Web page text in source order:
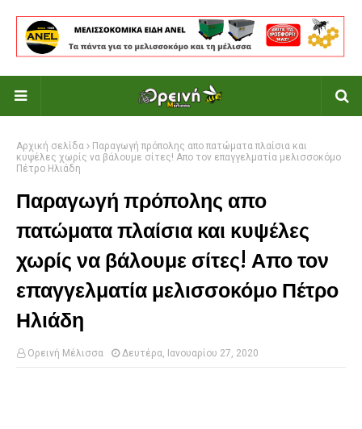
Αρχική σελίδα
Παραγωγή πρόπολης απο πατώματα πλαίσια και
κυψέλες χωρίς να βάλουμε σίτες! Απο τον επαγγελματία μελισσοκόμο
Πέτρο Ηλιάδη
Παραγωγή πρόπολης απο
πατώματα πλαίσια και κυψέλες
χωρίς να βάλουμε σίτες! Απο τον
επαγγελματία μελισσοκόμο Πέτρο
Ηλιάδη
Ορεινή Μέλισσα Δευτέρα, Ιανουαρίου 27, 2020